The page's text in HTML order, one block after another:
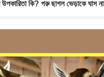
উপকারিতা কি? গরু ছাগল ভেড়াকে ঘাস